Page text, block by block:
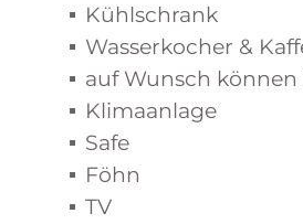
Kühlschrank
Wasserkocher &
auf Wunsch
Klimaanlage
Safe
Föhn
TV